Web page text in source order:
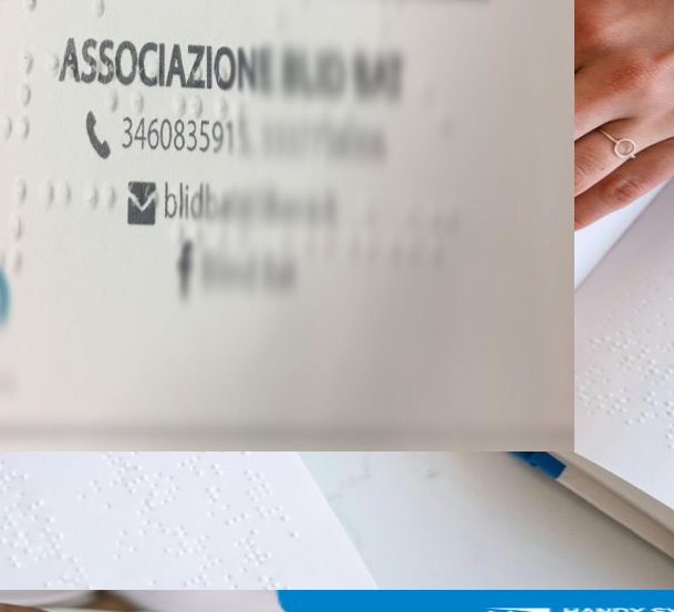
adesive
Realizzazioni